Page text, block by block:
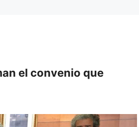
el convenio que